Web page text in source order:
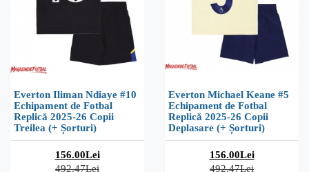
Everton Iliman Ndiaye #10
Echipament de Fotbal
Replică 2025-26 Copii
Treilea (+ Șorturi)
156.00Lei
492.47Lei
Everton Michael Keane #5
Echipament de Fotbal
Replică 2025-26 Copii
Deplasare (+ Șorturi)
156.00Lei
492.47Lei